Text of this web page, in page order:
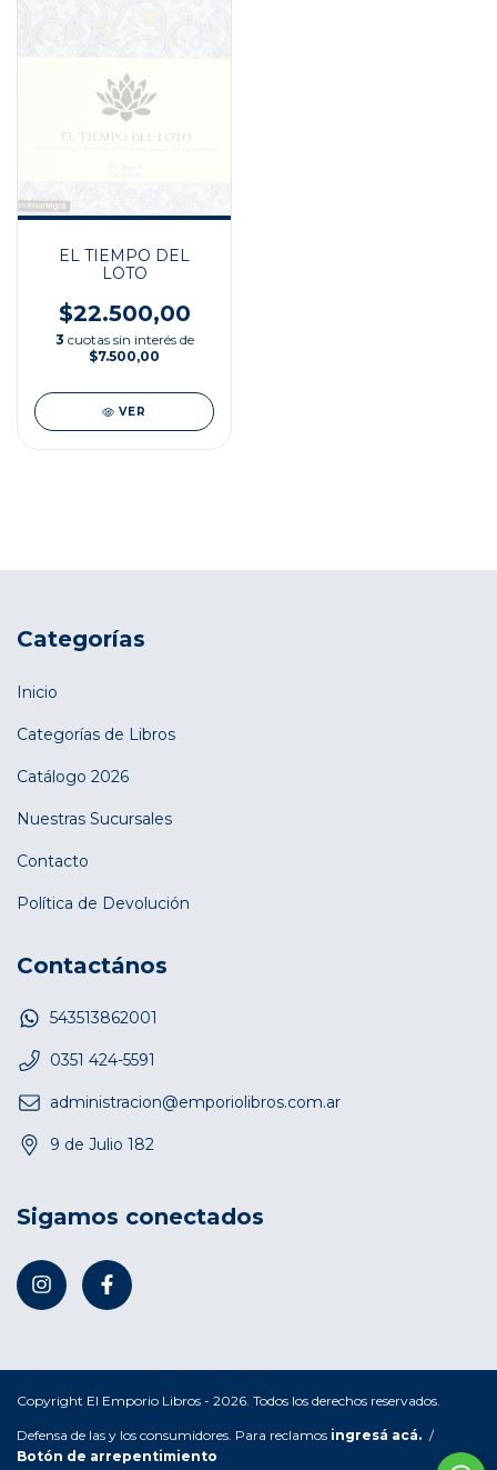
EL TIEMPO DEL
LOTO
$22.500,00
3 cuotas sin interés de
$7.500,00
VER
Categorías
Inicio
Categorías de Libros
Catálogo 2026
Nuestras Sucursales
Contacto
Política de Devolución
Contactános
543513862001
0351 424-5591
administracion@emporiolibros.com.ar
9 de Julio 182
Sigamos conectados
Copyright El Emporio Libros - 2026. Todos los derechos reservados.
Defensa de las y los consumidores. Para reclamos ingresá acá. /
Botón de arrepentimiento